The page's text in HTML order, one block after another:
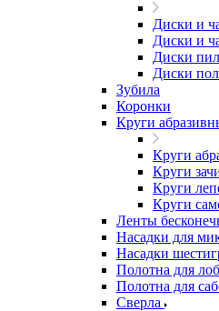
Диски и
Диски и
Диски
Диски
Зубила
Коронки
Круги
Круги
Круги
Круги
Круги
Ленты
Насадки для
Насадки
Полотна для
Полотна для
Сверла